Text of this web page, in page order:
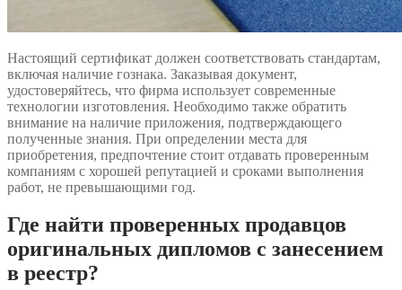
Настоящий сертификат должен соответствовать стандартам,
включая наличие гознака. Заказывая документ,
удостоверяйтесь, что фирма использует современные
технологии изготовления. Необходимо также обратить
внимание на наличие приложения, подтверждающего
полученные знания. При определении места для
приобретения, предпочтение стоит отдавать проверенным
компаниям с хорошей репутацией и сроками выполнения
работ, не превышающими год.
Где найти проверенных продавцов
оригинальных дипломов с занесением
в реестр?